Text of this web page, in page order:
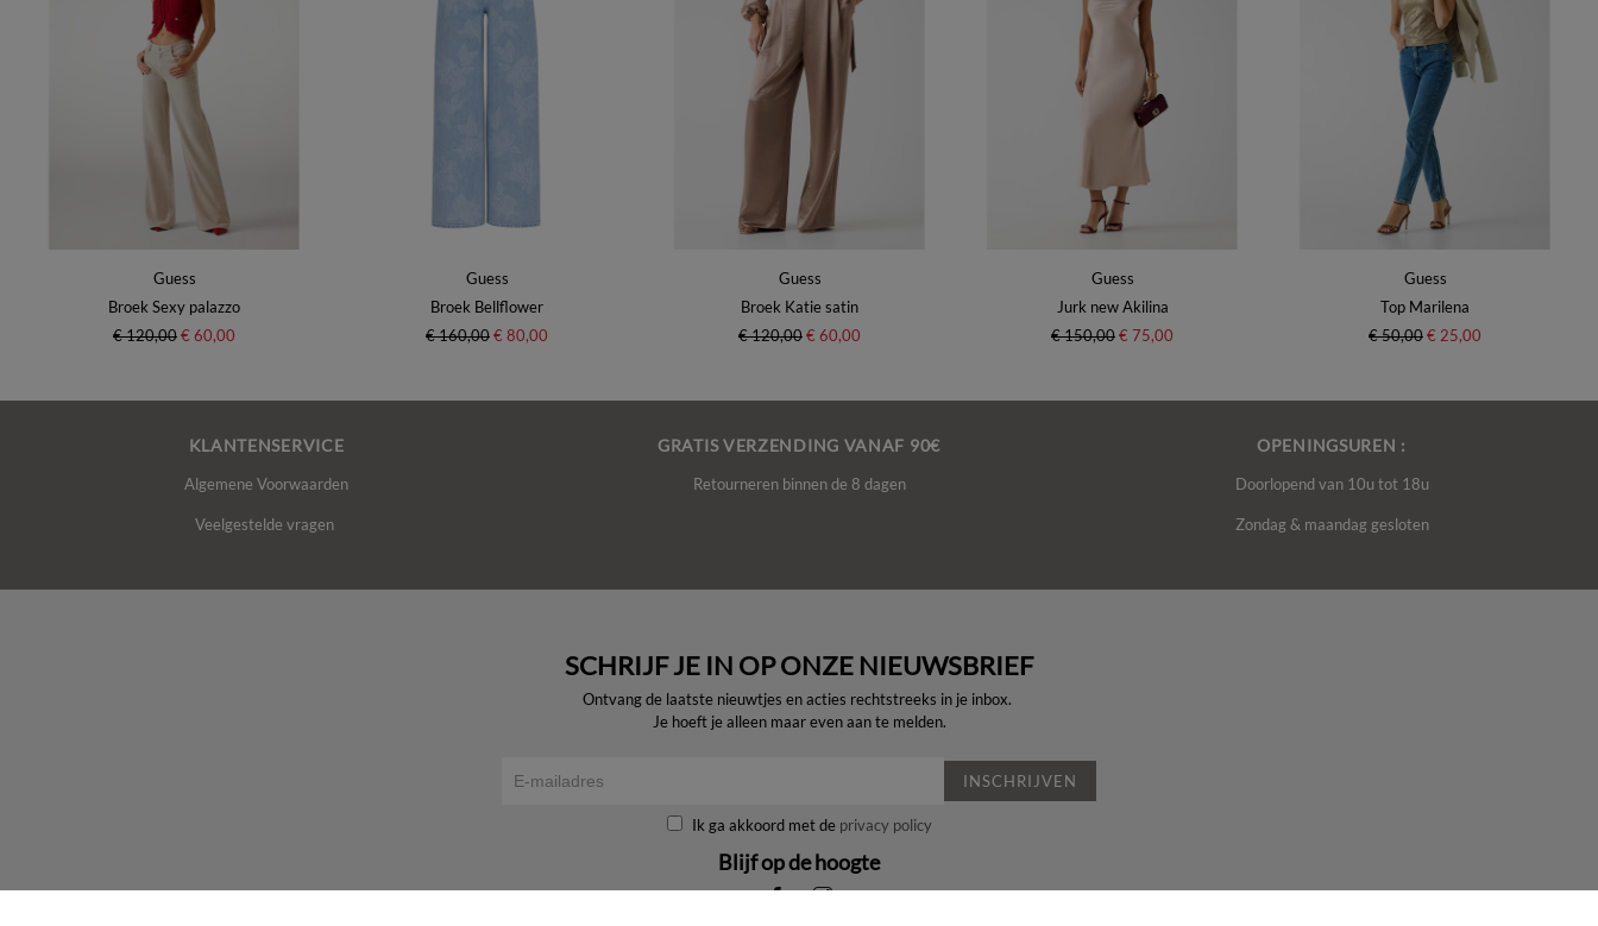
Guess
Broek Sexy palazzo
€ 120,00€ 60,00
Guess
Broek Bellflower
€ 160,00€ 80,00
Guess
Broek Katie satin
€ 120,00€ 60,00
Guess
Jurk new Akilina
€ 150,00€ 75,00
Guess
Top Marilena
€ 50,00€ 25,00
KLANTENSERVICE
Algemene Voorwaarden
Veelgestelde vragen
GRATIS VERZENDING VANAF 90€
Retourneren binnen de 8 dagen
OPENINGSUREN :
Doorlopend van 10u tot 18u
Zondag & maandag gesloten
SCHRIJF JE IN OP ONZE NIEUWSBRIEF
Ontvang de laatste nieuwtjes en acties rechtstreeks in je inbox.
Je hoeft je alleen maar even aan te melden.
INSCHRIJVEN
Ik ga akkoord met de privacy policy
Blijf op de hoogte